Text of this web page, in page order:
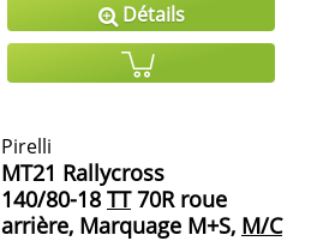
Détails
Pirelli
MT21 Rallycross
140/80-18 TT70R roue
arrière, Marquage M+S, M/C